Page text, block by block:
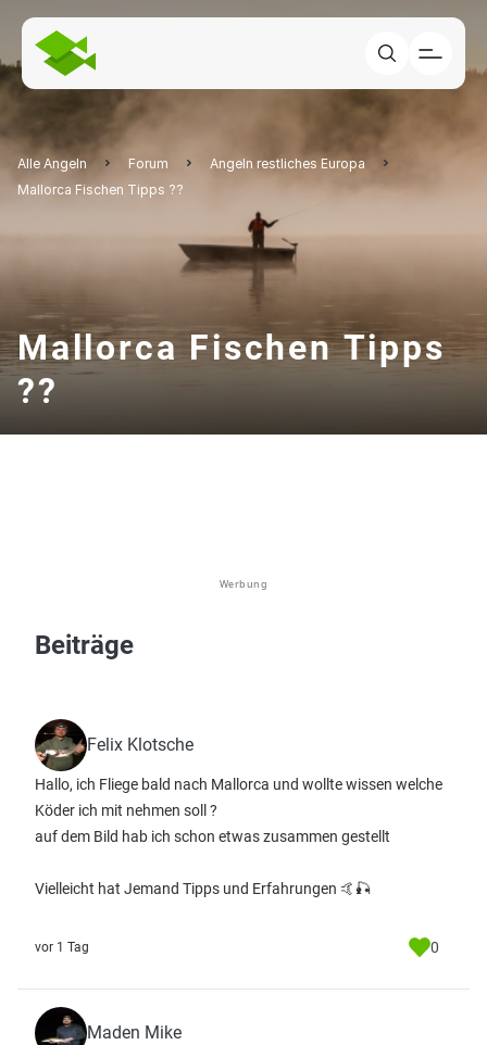
Alle Angeln Forum
Angeln restliches Europa
Mallorca Fischen Tipps ??
Mallorca Fischen Tipps
??
Werbung
Beiträge
Felix Klotsche
Hallo, ich Fliege bald nach Mallorca und wollte wissen welche
Köder ich mit nehmen soll ?
auf dem Bild hab ich schon etwas zusammen gestellt
Vielleicht hat Jemand Tipps und Erfahrungen 🤙🎣
vor 1 Tag 0
Maden Mike